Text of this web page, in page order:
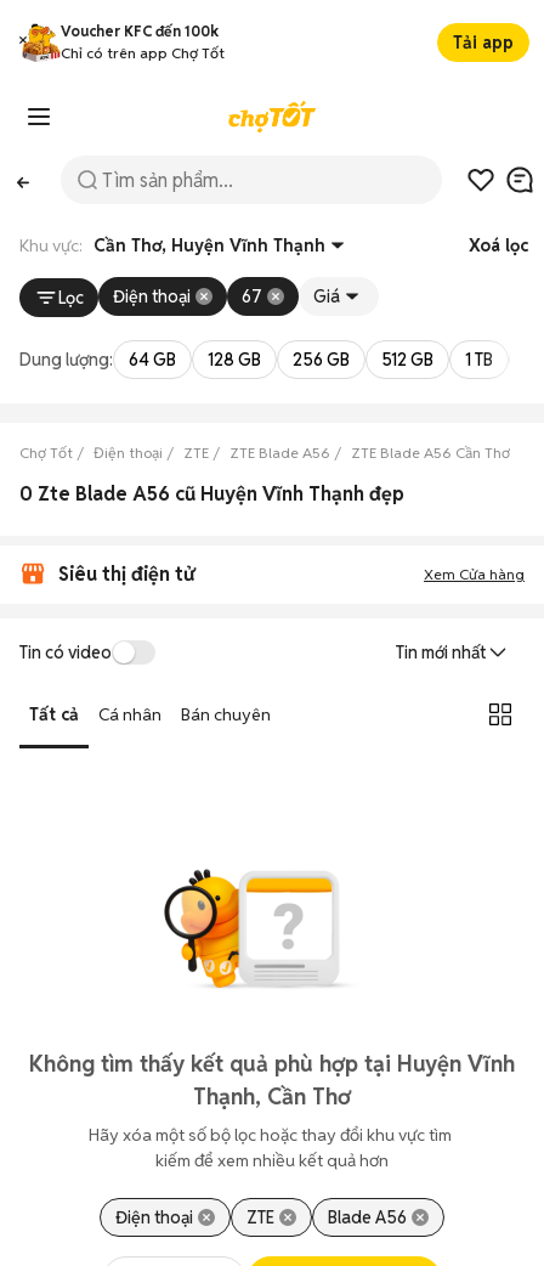
Voucher KFC đến 100k
Chỉ có trên app Chợ Tốt
Tải app
Khu vực: Cần Thơ, Huyện Vĩnh Thạnh Xoá lọc
Lọc Điện thoại 67 Giá
Dung lượng: 64 GB 128 GB 256 GB 512 GB 1 TB
Chợ Tốt Điện thoại ZTE ZTE Blade A56 ZTE Blade A56 Cần Thơ
0 Zte Blade A56 cũ Huyện Vĩnh Thạnh đẹp
Siêu thị điện tử Xem Cửa hàng
Tin có video Tin mới nhất
Tất cả Cá nhân Bán chuyên
Không tìm thấy kết quả phù hợp tại Huyện Vĩnh
Thạnh, Cần Thơ
Hãy xóa một số bộ lọc hoặc thay đổi khu vực tìm
kiếm để xem nhiều kết quả hơn
Điện thoại ZTE Blade A56